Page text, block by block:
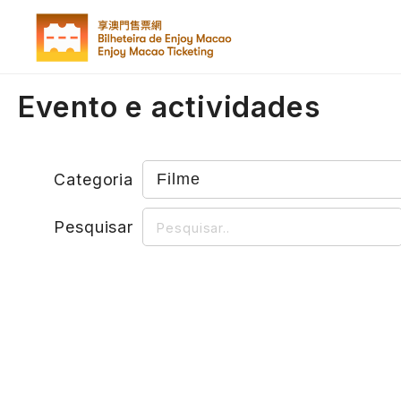
Evento e actividades
Categoria
Pesquisar